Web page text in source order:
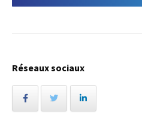
Réseaux sociaux